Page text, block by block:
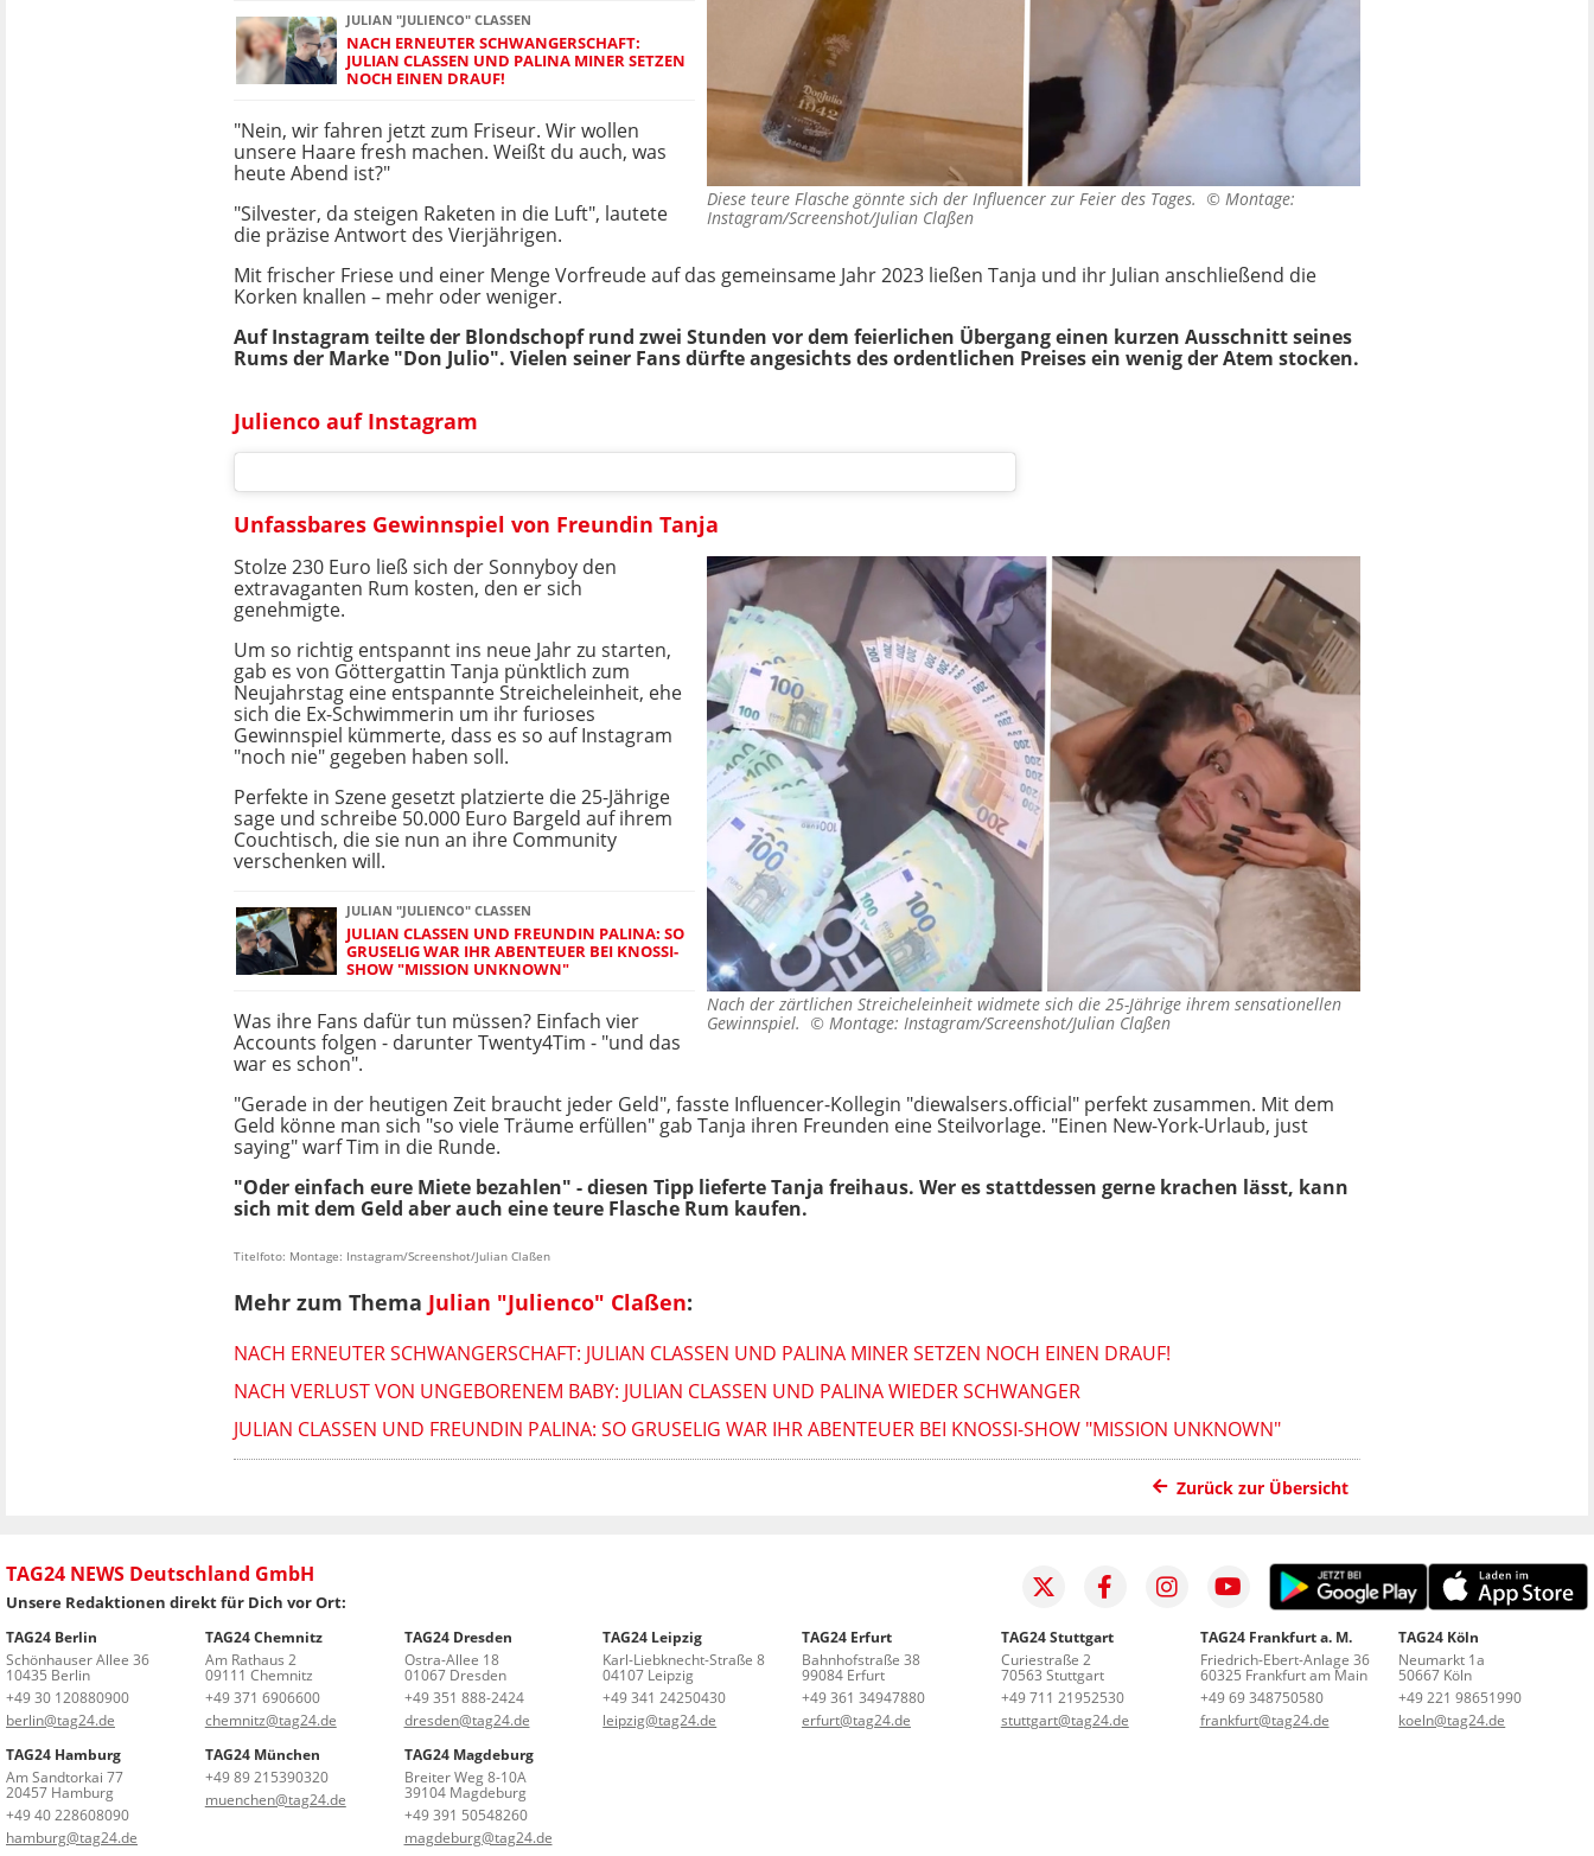
Diese teure Flasche gönnte sich der Influencer zur Feier des Tages. © Montage:
Instagram/Screenshot/Julian Claßen
JULIAN "JULIENCO" CLASSEN
NACH ERNEUTER SCHWANGERSCHAFT:
JULIAN CLASSEN UND PALINA MINER SETZEN N
OCH EINEN DRAUF!
"Nein, wir fahren jetzt zum Friseur. Wir wollen
unsere Haare fresh machen. Weißt du auch, was
heute Abend ist?"
"Silvester, da steigen Raketen in die Luft", lautete
die präzise Antwort des Vierjährigen.
Mit frischer Friese und einer Menge Vorfreude auf das gemeinsame Jahr 2023 ließen Tanja und ihr Julian anschließend die
Korken knallen – mehr oder weniger.
Auf Instagram teilte der Blondschopf rund zwei Stunden vor dem feierlichen Übergang einen kurzen Ausschnitt seines
Rums der Marke "Don Julio". Vielen seiner Fans dürfte angesichts des ordentlichen Preises ein wenig der Atem stocken.
Julienco auf Instagram
Unfassbares Gewinnspiel von Freundin Tanja
Nach der zärtlichen Streicheleinheit widmete sich die 25-Jährige ihrem sensationellen
Gewinnspiel. © Montage: Instagram/Screenshot/Julian Claßen
Stolze 230 Euro ließ sich der Sonnyboy den
extravaganten Rum kosten, den er sich
genehmigte.
Um so richtig entspannt ins neue Jahr zu starten,
gab es von Göttergattin Tanja pünktlich zum
Neujahrstag eine entspannte Streicheleinheit, ehe
sich die Ex-Schwimmerin um ihr furioses
Gewinnspiel kümmerte, dass es so auf Instagram
"noch nie" gegeben haben soll.
Perfekte in Szene gesetzt platzierte die 25-Jährige
sage und schreibe 50.000 Euro Bargeld auf ihrem
Couchtisch, die sie nun an ihre Community
verschenken will.
JULIAN "JULIENCO" CLASSEN
JULIAN CLASSEN UND FREUNDIN PALINA: SO G
RUSELIG WAR IHR ABENTEUER BEI KNOSSI-S
HOW "MISSION UNKNOWN"
Was ihre Fans dafür tun müssen? Einfach vier
Accounts folgen - darunter Twenty4Tim - "und das
war es schon".
"Gerade in der heutigen Zeit braucht jeder Geld", fasste Influencer-Kollegin "diewalsers.official" perfekt zusammen. Mit dem
Geld könne man sich "so viele Träume erfüllen" gab Tanja ihren Freunden eine Steilvorlage. "Einen New-York-Urlaub, just
saying" warf Tim in die Runde.
"Oder einfach eure Miete bezahlen" - diesen Tipp lieferte Tanja freihaus. Wer es stattdessen gerne krachen lässt, kann
sich mit dem Geld aber auch eine teure Flasche Rum kaufen.
Titelfoto: Montage: Instagram/Screenshot/Julian Claßen
Mehr zum Thema Julian "Julienco" Claßen:
NACH ERNEUTER SCHWANGERSCHAFT: JULIAN CLASSEN UND PALINA MINER SETZEN NOCH EINEN DRAUF!
NACH VERLUST VON UNGEBORENEM BABY: JULIAN CLASSEN UND PALINA WIEDER SCHWANGER
JULIAN CLASSEN UND FREUNDIN PALINA: SO GRUSELIG WAR IHR ABENTEUER BEI KNOSSI-SHOW "MISSION UNKNOWN"
Zurück zur Übersicht
TAG24 NEWS Deutschland GmbH
Unsere Redaktionen direkt für Dich vor Ort:
TAG24 Berlin
Schönhauser Allee 36
10435 Berlin
+49 30 120880900
berlin@tag24.de
TAG24 Chemnitz
Am Rathaus 2
09111 Chemnitz
+49 371 6906600
chemnitz@tag24.de
TAG24 Dresden
Ostra-Allee 18
01067 Dresden
+49 351 888-2424
dresden@tag24.de
TAG24 Leipzig
Karl-Liebknecht-Straße 8
04107 Leipzig
+49 341 24250430
leipzig@tag24.de
TAG24 Erfurt
Bahnhofstraße 38
99084 Erfurt
+49 361 34947880
erfurt@tag24.de
TAG24 Stuttgart
Curiestraße 2
70563 Stuttgart
+49 711 21952530
stuttgart@tag24.de
TAG24 Frankfurt a. M.
Friedrich-Ebert-Anlage 36
60325 Frankfurt am Main
+49 69 348750580
frankfurt@tag24.de
TAG24 Köln
Neumarkt 1a
50667 Köln
+49 221 98651990
koeln@tag24.de
TAG24 Hamburg
Am Sandtorkai 77
20457 Hamburg
+49 40 228608090
hamburg@tag24.de
TAG24 München
+49 89 215390320
muenchen@tag24.de
TAG24 Magdeburg
Breiter Weg 8-10A
39104 Magdeburg
+49 391 50548260
magdeburg@tag24.de